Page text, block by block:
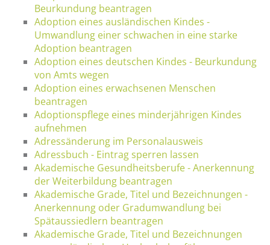
Beurkundung beantragen
Adoption eines ausländischen Kindes -
Umwandlung einer schwachen in eine starke
Adoption beantragen
Adoption eines deutschen Kindes - Beurkundung
von Amts wegen
Adoption eines erwachsenen Menschen
beantragen
Adoptionspflege eines minderjährigen Kindes
aufnehmen
Adressänderung im Personalausweis
Adressbuch - Eintrag sperren lassen
Akademische Gesundheitsberufe - Anerkennung
der Weiterbildung beantragen
Akademische Grade, Titel und Bezeichnungen -
Anerkennung oder Gradumwandlung bei
Spätaussiedlern beantragen
Akademische Grade, Titel und Bezeichnungen